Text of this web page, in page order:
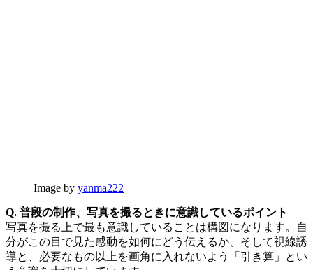
Image by yanma222
Q. 普段の制作、写真を撮るときに意識しているポイント
写真を撮る上で最も意識していることは構図になります。自
分がこの目で見た感動を如何にどう伝えるか、そして視線誘
導と、必要なもの以上を画角に入れないよう「引き算」とい